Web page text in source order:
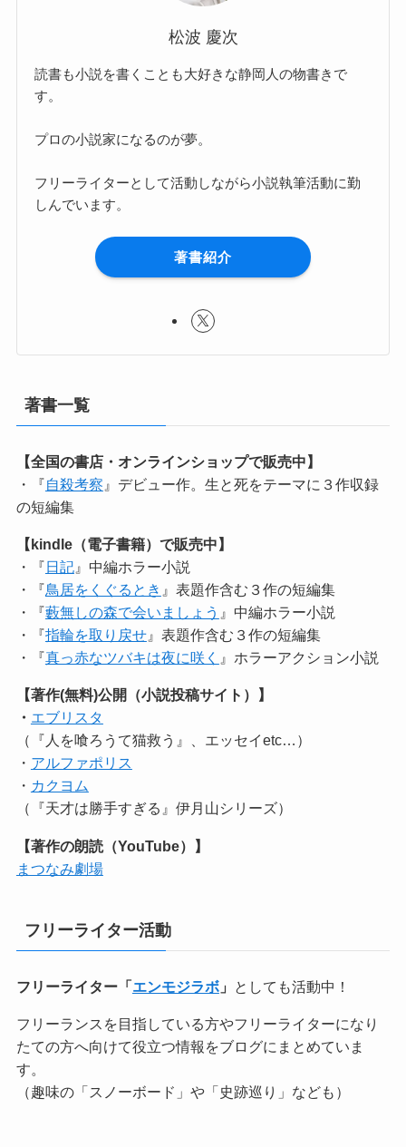
松波 慶次
読書も小説を書くことも大好きな静岡人の物書きで
す。
プロの小説家になるのが夢。
フリーライターとして活動しながら小説執筆活動に勤
しんでいます。
著書紹介
著書一覧
【全国の書店・オンラインショップで販売中】
・『自殺考察 』デビュー作。生と死をテーマに３作収録
の短編集
【kindle（電子書籍）で販売中】
・『日記』中編ホラー小説
・『鳥居をくぐるとき 』表題作含む３作の短編集
・『藪無しの森で会いましょう 』中編ホラー小説
・『指輪を取り戻せ』表題作含む３作の短編集
・『真っ赤なツバキは夜に咲く 』ホラーアクション小説
【著作(無料)公開（小説投稿サイト）】
・ エブリスタ
（『人を喰ろうて猫救う』、エッセイetc…）
・ アルファポリス
・ カクヨム
（『天才は勝手すぎる』伊月山シリーズ）
【著作の朗読（YouTube）】
まつなみ劇場
フリーライター活動
フリーライター「エンモジラボ」 としても活動中！
フリーランスを目指している方やフリーライターになり
たての方へ向けて役立つ情報をブログにまとめていま
す。
（趣味の「スノーボード」や「史跡巡り」なども）